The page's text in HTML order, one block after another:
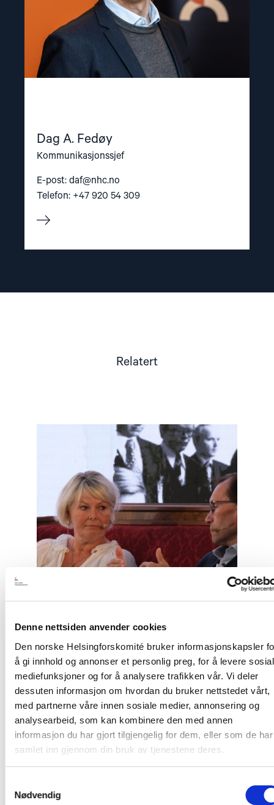
Denne nettsiden anvender cookies
Den norske Helsingforskomité bruker informasjonskapsler
å gi innhold og annonser et personlig preg, for å levere
mediefunksjoner og for å analysere trafikken vår. Vi deler
dessuten informasjon om hvordan du bruker nettstedet vårt,
med partnerne våre innen sosiale medier, annonsering og
analysearbeid, som kan kombinere den med annen
informasjon du har gjort tilgjengelig for dem, eller som de har
samlet inn gjennom din bruk av tjenestene deres.
Nødvendig
Dag A. Fedøy
Kommunikasjonssjef
E-post: daf@nhc.no
Telefon: +47 920 54 309
Relatert
Nyhet
Møt Helsingforskomiteen på
Arendalsuka 2026
Read
article
"Møt
Helsingforskomiteen
på
Arendalsuka
2026"